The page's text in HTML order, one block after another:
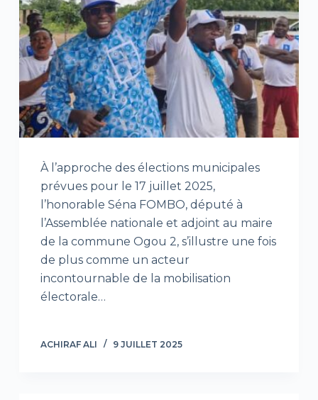
À l’approche des élections municipales
prévues pour le 17 juillet 2025,
l’honorable Séna FOMBO, député à
l’Assemblée nationale et adjoint au maire
de la commune Ogou 2, s’illustre une fois
de plus comme un acteur
incontournable de la mobilisation
électorale…
ACHIRAF ALI 9 JUILLET 2025